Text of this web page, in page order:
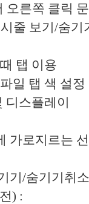
오른쪽 클릭
줄 보기/숨기
탭 이용
일 탭 색 설정
스플레이
가로지르는
기/숨기기취
) :